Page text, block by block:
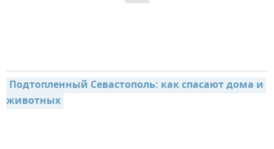
Подтопленный Севастополь: как спасают дома и
животных